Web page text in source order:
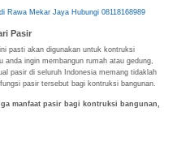
Rawa Mekar Jaya Hubungi 08118168989
Pasir
pasti akan digunakan untuk kontruksi
anda ingin membangun rumah atau gedung,
pasir di seluruh Indonesia memang tidaklah
pasir tersebut bagi kontruksi bangunan.
manfaat pasir bagi kontruksi bangunan,